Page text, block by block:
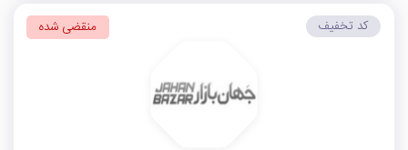
کد تخفیف منقضی شده